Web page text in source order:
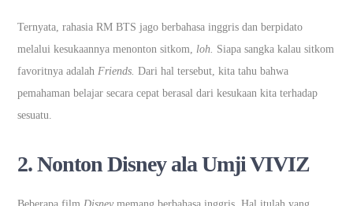
Ternyata, rahasia RM BTS jago berbahasa inggris dan berpidato
melalui kesukaannya menonton sitkom, loh. Siapa sangka kalau sitkom
favoritnya adalah Friends.Dari hal tersebut, kita tahu bahwa
pemahaman belajar secara cepat berasal dari kesukaan kita terhadap
sesuatu.
2. Nonton Disney ala Umji VIVIZ